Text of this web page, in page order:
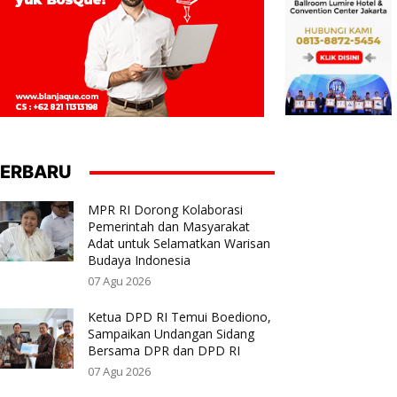
MPR RI Dorong Kolaborasi
Pemerintah dan Masyarakat
Adat untuk Selamatkan Warisan
Budaya Indonesia
07 Agu 2026
Ketua DPD RI Temui Boediono,
Sampaikan Undangan Sidang
Bersama DPR dan DPD RI
07 Agu 2026